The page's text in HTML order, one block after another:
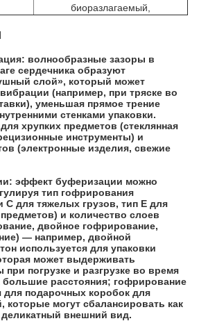
биоразлагаемый,
волнообразные зазоры в
сердечника образуют
слой», который может
(например, при тряске во
уменьшая прямое трение
стенками упаковки.
хрупких предметов (стеклянная
инструменты) и
(электронные изделия, свежие
эффект буферизации можно
тип гофрирования
C для тяжелых грузов, тип E для
и количество слоев
двойное гофрирование,
— например, двойной
используется для упаковки
может выдерживать
погрузке и разгрузке во время
большие расстояния; гофрирование
для подарочных коробок для
могут сбалансировать как
внешний вид.